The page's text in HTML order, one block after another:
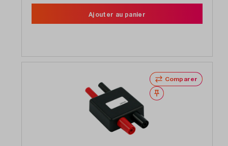
Ajouter au panier
Comparer
Noter